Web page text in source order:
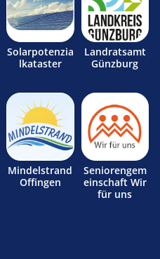
Solarpotenzia
lkataster
Landratsamt
Günzburg
Mindelstrand
Offingen
Seniorengem
einschaft Wir
für uns